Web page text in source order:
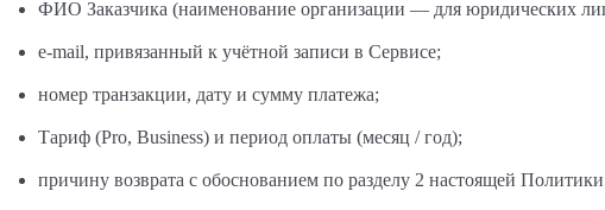
ФИО Заказчика (наименование организации — для юридических
e-mail, привязанный к учётной записи в Сервисе;
номер транзакции, дату и сумму платежа;
Тариф (Pro, Business) и период оплаты (месяц / год);
причину возврата с обоснованием по разделу 2 настоящей